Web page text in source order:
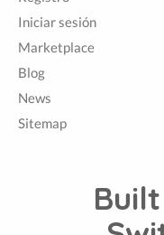
Iniciar sesión
Marketplace
Blog
News
Sitemap